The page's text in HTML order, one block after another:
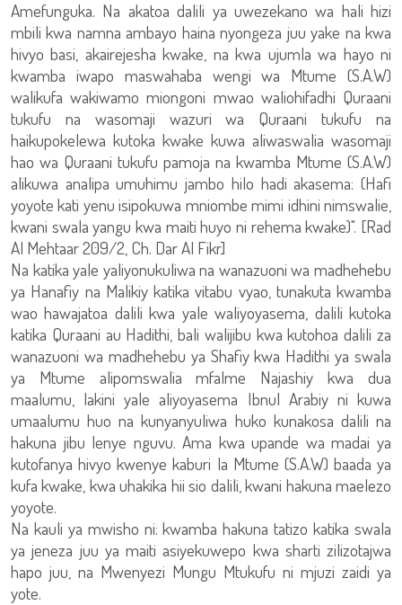
Amefunguka. Na akatoa dalili ya uwezekano wa hali hizi
mbili kwa namna ambayo haina nyongeza juu yake na kwa
hivyo basi, akairejesha kwake, na kwa ujumla wa hayo ni
kwamba iwapo maswahaba wengi wa Mtume (S.A.W)
walikufa wakiwamo miongoni mwao waliohifadhi Quraani
tukufu na wasomaji wazuri wa Quraani tukufu na
haikupokelewa kutoka kwake kuwa aliwaswalia wasomaji
hao wa Quraani tukufu pamoja na kwamba Mtume (S.A.W)
alikuwa analipa umuhimu jambo hilo hadi akasema: (Hafi
yoyote kati yenu isipokuwa mniombe mimi idhini nimswalie,
kwani swala yangu kwa maiti huyo ni rehema kwake)". [Rad
Al Mehtaar 209/2, Ch. Dar Al Fikr]
Na katika yale yaliyonukuliwa na wanazuoni wa madhehebu
ya Hanafiy na Malikiy katika vitabu vyao, tunakuta kwamba
wao hawajatoa dalili kwa yale waliyoyasema, dalili kutoka
katika Quraani au Hadithi, bali walijibu kwa kutohoa dalili za
wanazuoni wa madhehebu ya Shafiy kwa Hadithi ya swala
ya Mtume alipomswalia mfalme Najashiy kwa dua
maalumu, lakini yale aliyoyasema Ibnul Arabiy ni kuwa
umaalumu huo na kunyanyuliwa huko kunakosa dalili na
hakuna jibu lenye nguvu. Ama kwa upande wa madai ya
kutofanya hivyo kwenye kaburi la Mtume (S.A.W) baada ya
kufa kwake, kwa uhakika hii sio dalili, kwani hakuna maelezo
yoyote.
Na kauli ya mwisho ni: kwamba hakuna tatizo katika swala
ya jeneza juu ya maiti asiyekuwepo kwa sharti zilizotajwa
hapo juu, na Mwenyezi Mungu Mtukufu ni mjuzi zaidi ya
yote.